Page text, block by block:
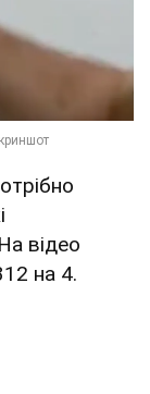
відео
на 4.